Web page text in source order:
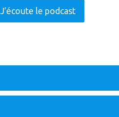
J’écoute le podcast